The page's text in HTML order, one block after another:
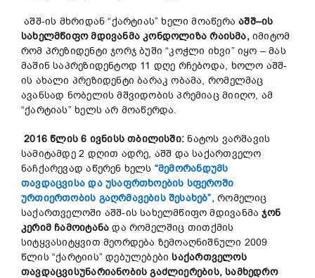
აშშ-ის მხრიდან “ქარტიას” ხელი მოაწერააშშ–ის
სახელმწიფო მდივანმა კონდოლიზა რაისმა,იმიტომ
რომ პრეზიდენტი ჯორჯ ბუში “კოჭლი იხვი” იყო – მას
მაშინ საპრეზიდენტოდ 11 დღე რჩებოდა, ხოლო აშშ-
ის ახალი პრეზიდენტი ბარაკ ობამა, რომელმაც
ავანსად ნობელის მშვიდობის პრემიაც მიიღო, ამ
“ქარტიას” ხელს არ მოაწერდა.
2016 წლის 6 ივნისს თბილისში: ნატოს ვარშავის
სამიტამდე 2 დღით ადრე, აშშ და საქართველო
ნაჩქარევად აწერენ ხელს “მემორანდუმს
თავდაცვისა და უსაფრთხოების სფეროში
ურთიერთობის გაღრმავების შესახებ”, რომელიც
საქართველოში აშშ-ის სახელმწიფო მდივანმაჯონ
კერიმ ჩამოიტანა და რომელშიც თითქმის
სიტყვასიტყვით მეორდება ზემოაღნიშნული 2009
წლის “ქარტიის” დებულებებისაქართველოს
თავდაცვისუნარიანობის გაძლიერების,სამხედრო